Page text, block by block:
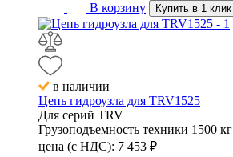
В корзину Купить в 1 клик
в наличии
Цепь гидроузла для TRV1525
Для серий TRV
Грузоподъемность техники 1500 кг
цена (с НДС): 7 453 ₽